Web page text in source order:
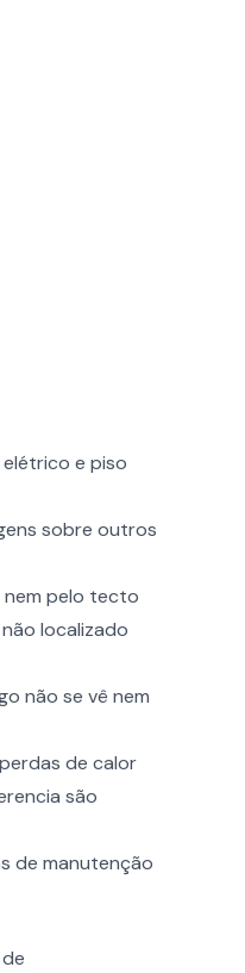
e piso
sobre outros
pelo tecto
localizado
não se vê nem
de calor
são
de manutenção